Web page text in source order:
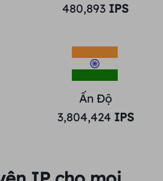
480,893 IPS
Ấn Độ
3,804,424 IPS